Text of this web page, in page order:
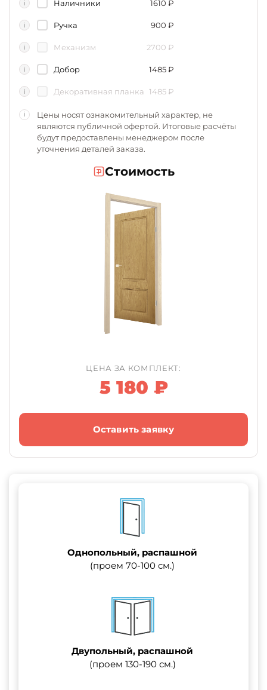
i Наличники 1610 ₽
i Ручка 900 ₽
i Механизм 2700 ₽
i Добор 1485₽
i Декоративная планка 1485 ₽
i
Цены носят ознакомительный характер, не
являются публичной офертой. Итоговые расчёты
будут предоставлены менеджером после
уточнения деталей заказа.
Стоимость
ЦЕНА ЗА КОМПЛЕКТ:
5 180 ₽
Оставить заявку
Однопольный, распашной
(проем 70-100 см.)
Двупольный, распашной
(проем 130-190 см.)